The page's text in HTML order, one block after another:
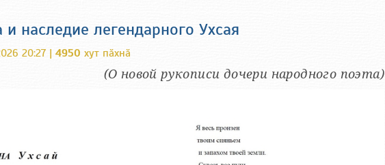
и наследие легендарного Ухсая
20:27 | 4950 хут пӑхнӑ
(О новой рукописи дочери народного поэта)